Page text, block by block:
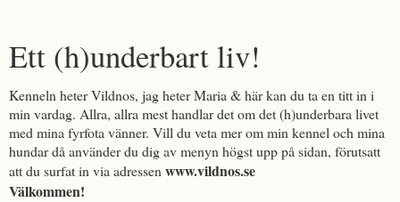
Ett (h)underbart liv!
Kenneln heter Vildnos, jag heter Maria & här kan du ta en titt in i
min vardag. Allra, allra mest handlar det om det (h)underbara livet
med mina fyrfota vänner. Vill du veta mer om min kennel och mina
hundar då använder du dig av menyn högst upp på sidan, förutsatt
att du surfat in via adressen www.vildnos.se
Välkommen!